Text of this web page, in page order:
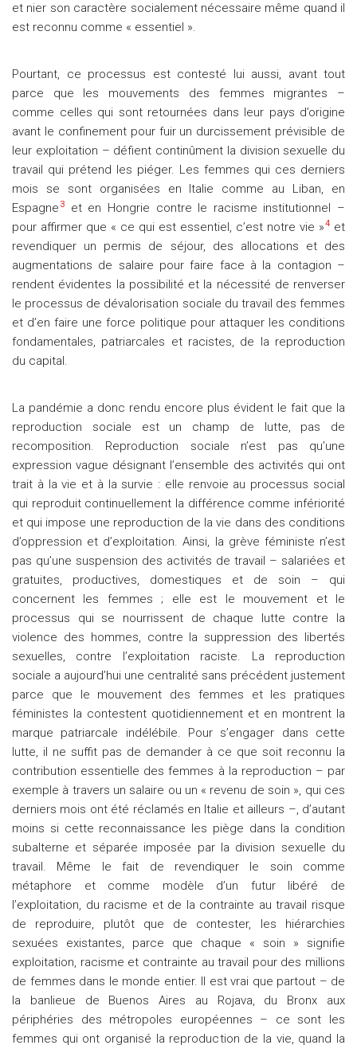
et nier son caractère socialement nécessaire même quand il
est reconnu comme « essentiel ».
Pourtant, ce processus est contesté lui aussi, avant tout
parce que les mouvements des femmes migrantes –
comme celles qui sont retournées dans leur pays d’origine
avant le confinement pour fuir un durcissement prévisible de
leur exploitation – défient continûment la division sexuelle du
travail qui prétend les piéger. Les femmes qui ces derniers
mois se sont organisées en Italie comme au Liban, en
Espagne 3
et en Hongrie contre le racisme institutionnel –
pour affirmer que « ce qui est essentiel, c’est notre vie »4 et
revendiquer un permis de séjour, des allocations et des
augmentations de salaire pour faire face à la contagion –
rendent évidentes la possibilité et la nécessité de renverser
le processus de dévalorisation sociale du travail des femmes
et d’en faire une force politique pour attaquer les conditions
fondamentales, patriarcales et racistes, de la reproduction
du capital.
La pandémie a donc rendu encore plus évident le fait que la
reproduction sociale est un champ de lutte, pas de
recomposition. Reproduction sociale n’est pas qu’une
expression vague désignant l’ensemble des activités qui ont
trait à la vie et à la survie : elle renvoie au processus social
qui reproduit continuellement la différence comme infériorité
et qui impose une reproduction de la vie dans des conditions
d’oppression et d’exploitation. Ainsi, la grève féministe n’est
pas qu’une suspension des activités de travail – salariées et
gratuites, productives, domestiques et de soin – qui
concernent les femmes ; elle est le mouvement et le
processus qui se nourrissent de chaque lutte contre la
violence des hommes, contre la suppression des libertés
sexuelles, contre l’exploitation raciste. La reproduction
sociale a aujourd’hui une centralité sans précédent justement
parce que le mouvement des femmes et les pratiques
féministes la contestent quotidiennement et en montrent la
marque patriarcale indélébile. Pour s’engager dans cette
lutte, il ne suffit pas de demander à ce que soit reconnu la
contribution essentielle des femmes à la reproduction – par
exemple à travers un salaire ou un « revenu de soin », qui ces
derniers mois ont été réclamés en Italie et ailleurs –, d’autant
moins si cette reconnaissance les piège dans la condition
subalterne et séparée imposée par la division sexuelle du
travail. Même le fait de revendiquer le soin comme
métaphore et comme modèle d’un futur libéré de
l’exploitation, du racisme et de la contrainte au travail risque
de reproduire, plutôt que de contester, les hiérarchies
sexuées existantes, parce que chaque « soin » signifie
exploitation, racisme et contrainte au travail pour des millions
de femmes dans le monde entier. Il est vrai que partout – de
la banlieue de Buenos Aires au Rojava, du Bronx aux
périphéries des métropoles européennes – ce sont les
femmes qui ont organisé la reproduction de la vie, quand la